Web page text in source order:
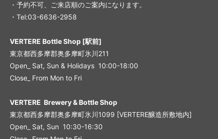
・予約不可、ご来店順のご案内になります。
・Tel:03-6636-2958
VERTERE Bottle Shop [駅前]
東京都西多摩郡奥多摩町氷川211
Open_ Sat, Sun & Holidays 10:00-18:00
Close_ From Mon to Fri
VERTERE Brewery & Bottle Shop
東京都西多摩郡奥多摩町氷川1099 [VERTERE醸造所敷地内]
Open_ Sat, Sun 10:30-16:30